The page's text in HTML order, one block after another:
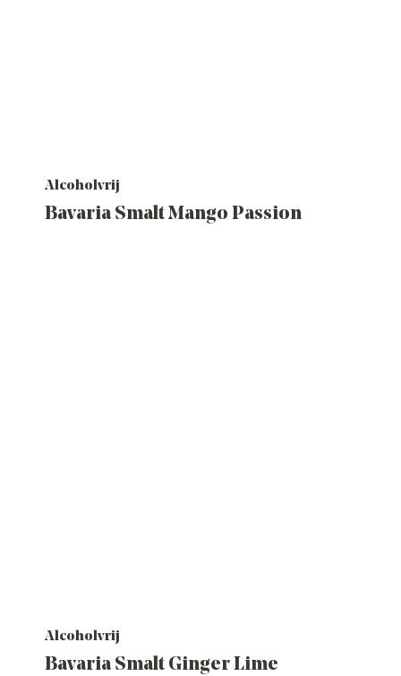
Alcoholvrij
Bavaria Smalt Mango Passion
Alcoholvrij
Bavaria Smalt Ginger Lime